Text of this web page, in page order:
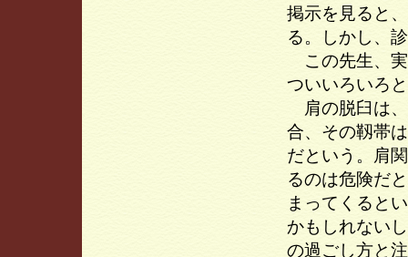
掲示を見ると
る。しかし、
この先生、実
ついいろいろ
肩の脱臼は、
合、その靱帯
だという。肩
るのは危険だ
まってくると
かもしれない
の過ごし方と